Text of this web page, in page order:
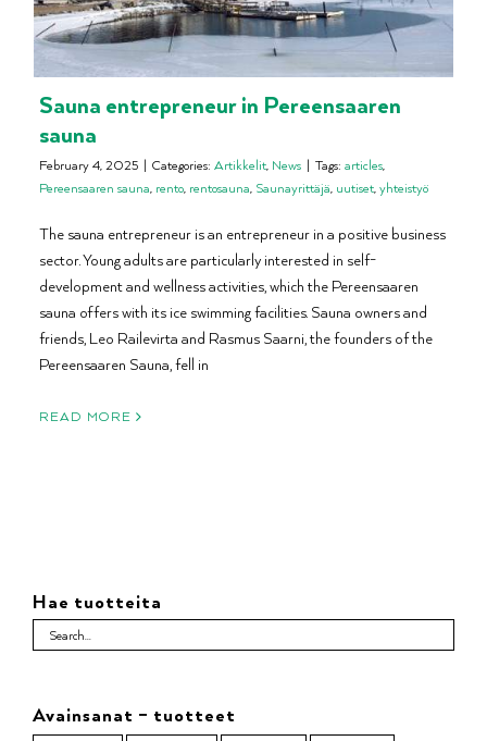
Sauna entrepreneur in Pereensaaren
sauna
February 4, 2025 | Categories: Artikkelit, News | Tags: articles,
Pereensaaren sauna, rento, rentosauna, Saunayrittäjä, uutiset,yhteistyö
The sauna entrepreneur is an entrepreneur in a positive business
sector. Young adults are particularly interested in self-
development and wellness activities, which the Pereensaaren
sauna offers with its ice swimming facilities. Sauna owners and
friends, Leo Railevirta and Rasmus Saarni, the founders of the
Pereensaaren Sauna, fell in
READ MORE
Hae tuotteita
Avainsanat – tuotteet